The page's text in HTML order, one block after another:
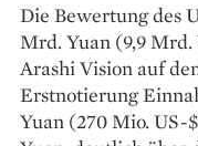
Die Bewertung des
Mrd. Yuan (9,9
Arashi Vision auf
Erstnotierung
Yuan (270 Mio. US-